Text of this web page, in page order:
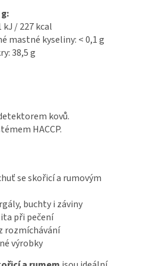
/ 227 kcal
mastné kyseliny: < 0,1 g
38,5 g
kovů.
HACCP.
se skořicí a rumovým
buchty i záviny
při pečení
rozmíchávání
výrobky